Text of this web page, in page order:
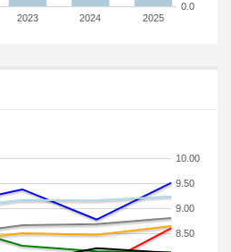
2023 2024 2025
0.0
8.50
9.00
9.50
10.00